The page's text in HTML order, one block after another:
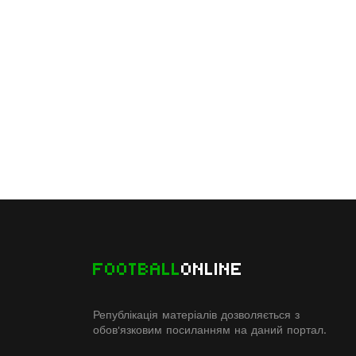
FOOTBALLONLINE
Републікація матеріалів дозволяється з
обов'язковим посиланням на даний портал.